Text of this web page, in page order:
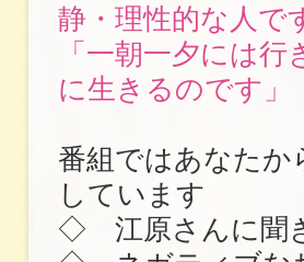
静・理性的な人で
「一朝一夕には
に生きるのです」
番組ではあなたか
しています
◇ 江原さんに聞